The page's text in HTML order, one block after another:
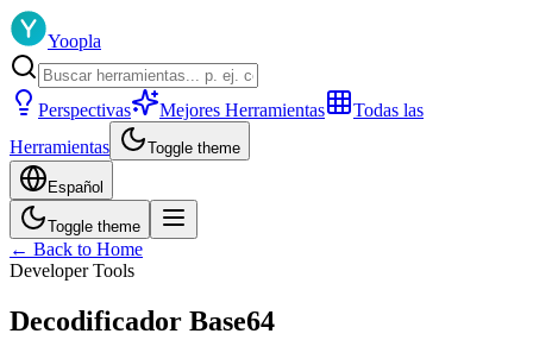
Yoopla
Perspectivas Mejores Herramientas
Todas las
Herramientas
Toggle theme
Español
Toggle theme
← Back to Home
Developer Tools
Decodificador Base64